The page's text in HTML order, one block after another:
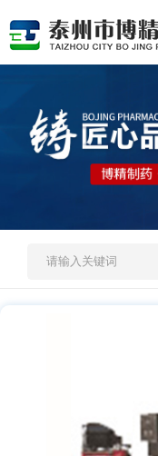
网站首页
施工案例
新闻资讯
人才招聘